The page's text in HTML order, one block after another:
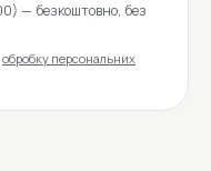
— безкоштовно, без
обробку персональних